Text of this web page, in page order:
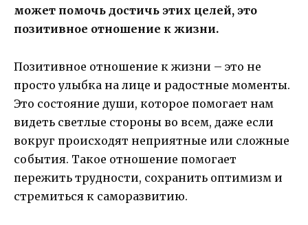
может помочь достичь этих целей, это
позитивное отношение к жизни.
Позитивное отношение к жизни – это не
просто улыбка на лице и радостные моменты.
Это состояние души, которое помогает нам
видеть светлые стороны во всем, даже если
вокруг происходят неприятные или сложные
события. Такое отношение помогает
пережить трудности, сохранить оптимизм и
стремиться к саморазвитию.